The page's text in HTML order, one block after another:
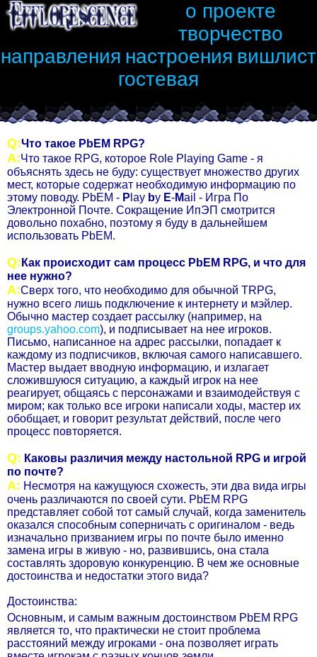
о проекте
творчество
направления настроения вишлист
гостевая
Q:Что такое PbEM RPG?
А:Что такое RPG, которое Role Playing Game - я
объяснять здесь не буду: существует множество других
мест, которые содержат необходимую информацию по
этому поводу. PbEM - P lay by E-Mail - Игра По
Электронной Почте. Сокращение ИпЭП смотрится
довольно похабно, поэтому я буду в дальнейшем
использовать PbEM.
Q: Как происходит сам процесс PbEM RPG, и что для
нее нужно?
А:Сверх того, что необходимо для обычной TRPG,
нужно всего лишь подключение к интернету и мэйлер.
Обычно мастер создает рассылку (например, на
groups.yahoo.com), и подписывает на нее игроков.
Письмо, написанное на адрес рассылки, попадает к
каждому из подписчиков, включая самого написавшего.
Мастер выдает вводную информацию, и излагает
сложившуюся ситуацию, а каждый игрок на нее
реагирует, общаясь с персонажами и взаимодействуя с
миром; как только все игроки написали ходы, мастер их
обобщает, и говорит результат действий, после чего
процесс повторяется.
Q: Каковы различия между настольной RPG и игрой
по почте?
А: Несмотря на кажущуюся схожесть, эти два вида игры
очень различаются по своей сути. PbEM RPG
представляет собой тот самый случай, когда заменитель
оказался способным соперничать с оригиналом - ведь
изначально призванием игры по почте было именно
замена игры в живую - но, развившись, она стала
составлять здоровую конкуренцию. В чем же основные
достоинства и недостатки этого вида?
Достоинства:
Основным, и самым важным достоинством PbEM RPG
является то, что практически не стоит проблема
расстояний между игроками - она позволяет играть